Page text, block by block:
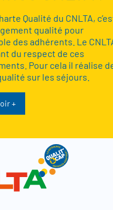
Qualité du CNLTA,
qualité pour
des adhérents. Le
du respect de ces
Pour cela il réalise
sur les séjours.
+